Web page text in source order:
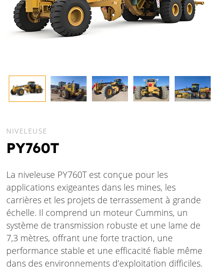
NIVELEUSE
PY760T
La niveleuse PY760T est conçue pour les
applications exigeantes dans les mines, les
carrières et les projets de terrassement à grande
échelle. Il comprend un moteur Cummins, un
système de transmission robuste et une lame de
7,3 mètres, offrant une forte traction, une
performance stable et une efficacité fiable même
dans des environnements d’exploitation difficiles.